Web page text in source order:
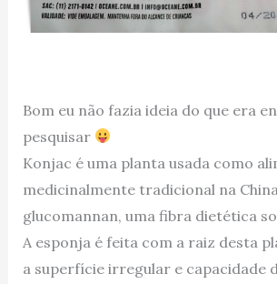
Bom eu não fazia ideia do que era
pesquisar
Konjac é uma planta usada como
medicinalmente tradicional na
glucomannan, uma fibra dietética
A esponja é feita com a raiz desta
a superfície irregular e capacidade